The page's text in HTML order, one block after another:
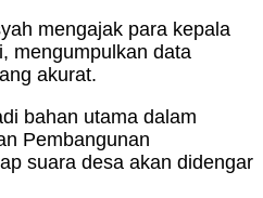
mengajak para kepala
mengumpulkan data
akurat.
bahan utama dalam
Pembangunan
suara desa akan didengar